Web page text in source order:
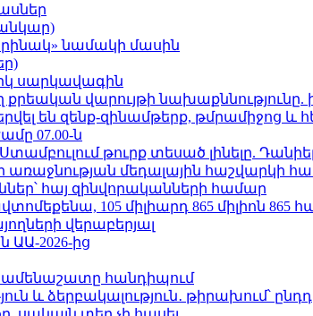
նամակի մասին
սարկավագին
քրեական վարույթի նախաքննությունը.
են զենք-զինամթերք, թմրամիջոց և
07.00-ն
թուրք տեսած լինելը.
մեդալային հաշվարկի
հայ զինվորականների համար
105 միլիարդ 865 միլիոն 865
վերաբերյալ
ԱԱ-2026-ից
հանդիպում
և ձերբակալություն․ թիրախում՝